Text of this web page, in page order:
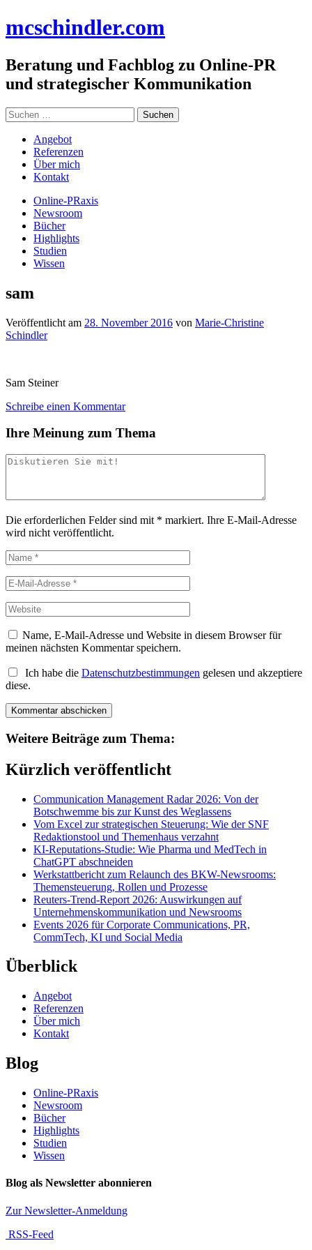
Inhalt
mcschindler.com
Beratung und Fachblog zu Online-PR
und strategischer Kommunikation
Suchen
nach:
Angebot
Referenzen
Über mich
Kontakt
Online-PRaxis
Newsroom
Bücher
Highlights
Studien
Wissen
sam
Veröffentlicht am 28. November 2016 von Marie-Christine
Schindler
Sam Steiner
Schreibe einen Kommentar
Ihre Meinung zum Thema
Die erforderlichen Felder sind mit * markiert. Ihre E-Mail-Adresse
wird nicht veröffentlicht.
Name, E-Mail-Adresse und Website in diesem Browser für
meinen nächsten Kommentar speichern.
Ich habe die Datenschutzbestimmungen gelesen und akzeptiere
diese.
Weitere Beiträge zum Thema:
Kürzlich veröffentlicht
Communication Management Radar 2026: Von der
Botschwemme bis zur Kunst des Weglassens
Vom Excel zur strategischen Steuerung: Wie der SNF
Redaktionstool und Themenhaus verzahnt
KI-Reputations-Studie: Wie Pharma und MedTech in
ChatGPT abschneiden
Werkstattbericht zum Relaunch des BKW-Newsrooms:
Themensteuerung, Rollen und Prozesse
Reuters-Trend-Report 2026: Auswirkungen auf
Unternehmenskommunikation und Newsrooms
Events 2026 für Corporate Communications, PR,
CommTech, KI und Social Media
Überblick
Angebot
Referenzen
Über mich
Kontakt
Blog
Online-PRaxis
Newsroom
Bücher
Highlights
Studien
Wissen
Blog als Newsletter abonnieren
Zur Newsletter-Anmeldung
RSS-Feed